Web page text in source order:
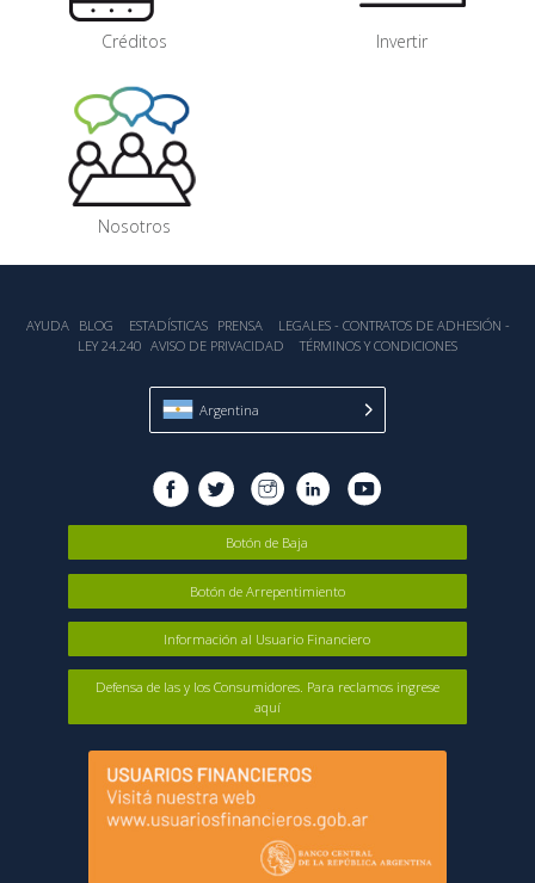
Créditos Invertir
Nosotros
AYUDA BLOG ESTADÍSTICA‎S PRENSA
LEGALES - CONTRATOS DE ADHESIÓN -
LEY 24.240 AVISO DE PRIVACIDAD TÉRMINOS Y CONDICIONES
Argentina
Botón de Baja
Botón de Arrepentimiento
Información al Usuario Financiero
Defensa de las y los Consumidores. Para reclamos ingrese
aquí